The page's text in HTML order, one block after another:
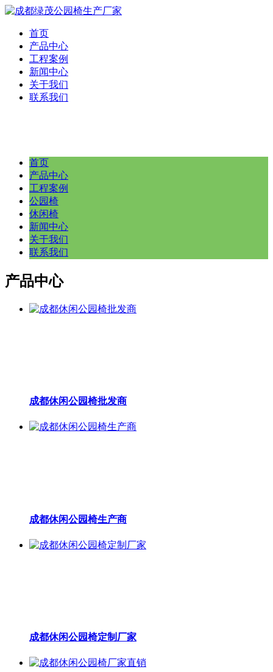
首页
产品中心
工程案例
新闻中心
关于我们
联系我们
首页
产品中心
工程案例
公园椅
休闲椅
新闻中心
关于我们
联系我们
产品中心
成都休闲公园椅批发商
成都休闲公园椅生产商
成都休闲公园椅定制厂家